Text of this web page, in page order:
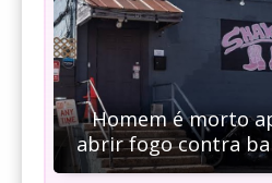
Homem é morto
abrir fogo contra